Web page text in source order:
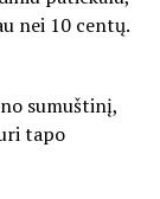
nei 10 centų.
sumuštinį,
tapo